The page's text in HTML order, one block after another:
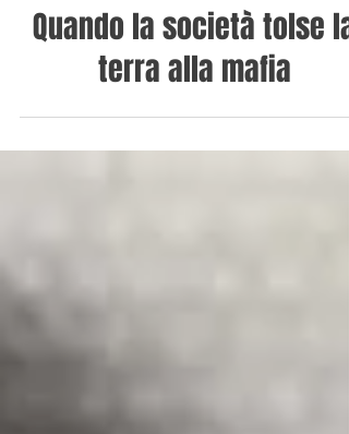
Quando la società tolse la
terra alla mafia